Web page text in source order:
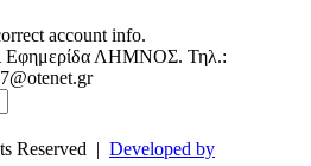
account info.
ΛΗΜΝΟΣ. Τηλ.:
Reserved | Developed by